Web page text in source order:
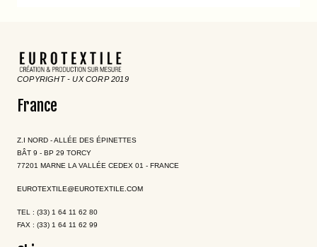
COPYRIGHT - UX CORP 2019
France
Z.I NORD - ALLÉE DES ÉPINETTES
BÂT 9 - BP 29 TORCY
77201 MARNE LA VALLÉE CEDEX 01 - FRANCE
EUROTEXTILE@EUROTEXTILE.COM
TEL : (33) 1 64 11 62 80
FAX : (33) 1 64 11 62 99